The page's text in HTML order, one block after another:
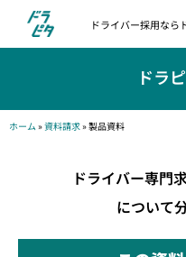
ドライバー採用なら
ドラ
ホーム »資料請求»製品資料
ドライバー専門
について